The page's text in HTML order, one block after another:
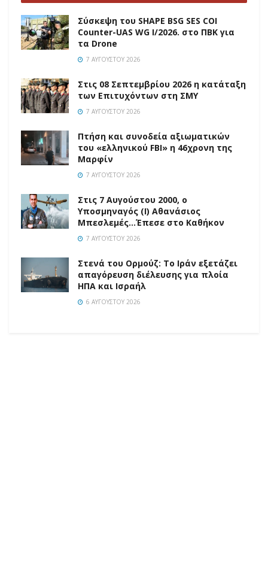
Σύσκεψη του SHAPE BSG SES COI
Counter-UAS WG I/2026. στο ΠΒΚ για
τα Drone
7 ΑΥΓΟΎΣΤΟΥ 2026
Στις 08 Σεπτεμβρίου 2026 η κατάταξη
των Επιτυχόντων στη ΣΜΥ
7 ΑΥΓΟΎΣΤΟΥ 2026
Πτήση και συνοδεία αξιωματικών
του «ελληνικού FBI» η 46χρονη της
Μαρφίν
7 ΑΥΓΟΎΣΤΟΥ 2026
Στις 7 Αυγούστου 2000, ο
Υποσμηναγός (Ι) Αθανάσιος
Μπεσλεμές…Έπεσε στο Καθήκον
7 ΑΥΓΟΎΣΤΟΥ 2026
Στενά του Ορμούζ: Το Ιράν εξετάζει
απαγόρευση διέλευσης για πλοία
ΗΠΑ και Ισραήλ
6 ΑΥΓΟΎΣΤΟΥ 2026